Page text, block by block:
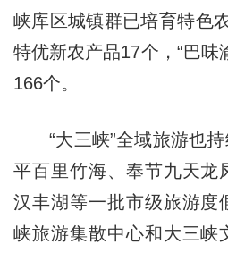
峡库区城镇群已培育特色
特优新农产品17个，“巴味
166个。
“大三峡”全域旅游也持
平百里竹海、奉节九天龙
汉丰湖等一批市级旅游度
峡旅游集散中心和大三峡